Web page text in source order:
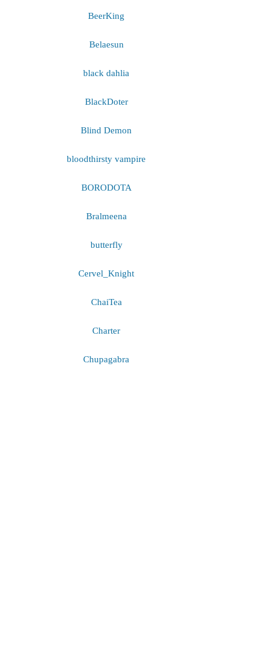
BeerKing
Belaesun
black dahlia
BlackDoter
Blind Demon
bloodthirsty vampire
BORODOTA
Bralmeena
butterfly
Cervel_Knight
ChaiTea
Charter
Chupagabra